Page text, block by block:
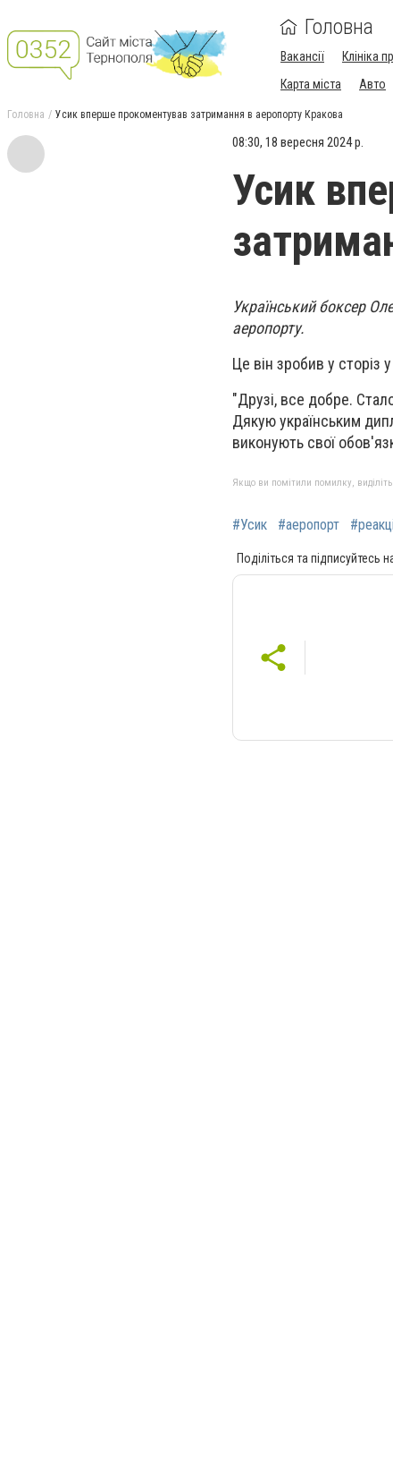
Головна
Вакансії Клініка
Карта міста
Авто
Головна Усик вперше прокоментував затримання в аеропорту Кракова
08:30, 18 вересня 2024 р.
Усик
Український боксер
аеропорту.
Це він зробив у сторіз
"Друзі, все добре.
Дякую українським
виконують свої
Якщо ви помітили помилку, виділіть
#Усик #аеропорт
Поділіться та підписуйтесь